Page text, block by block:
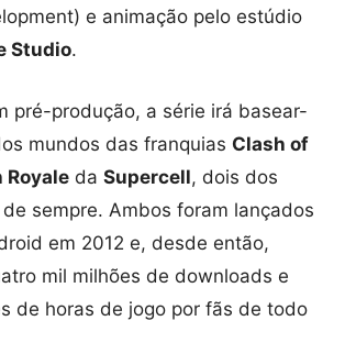
e animação pelo estúdio
Studio.
pré-produção, a série irá basear-
mundos das franquias Clash of
Royale da Supercell, dois dos
sempre. Ambos foram lançados
em 2012 e, desde então,
mil milhões de downloads e
de horas de jogo por fãs de todo